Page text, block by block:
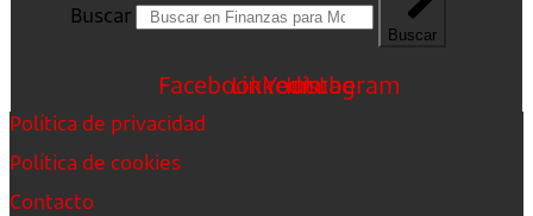
Buscar
Buscar
FacebookLinkedin
Youtube
Instagram
Política de privacidad
Política de cookies
Contacto